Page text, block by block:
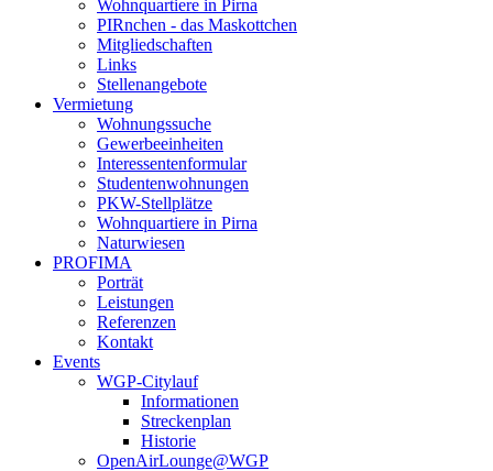
Wohnquartiere in Pirna
PIRnchen - das Maskottchen
Mitgliedschaften
Links
Stellenangebote
Vermietung
Wohnungssuche
Gewerbeeinheiten
Interessentenformular
Studentenwohnungen
PKW-Stellplätze
Wohnquartiere in Pirna
Naturwiesen
PROFIMA
Porträt
Leistungen
Referenzen
Kontakt
Events
WGP-Citylauf
Informationen
Streckenplan
Historie
OpenAirLounge@WGP